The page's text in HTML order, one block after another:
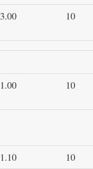
3.00 10
1.00 10
1.10
10